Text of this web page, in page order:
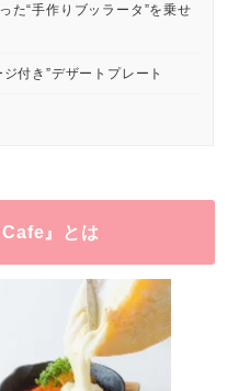
た“手作りブッラータ”を乗せ
付き”デザートプレート
』とは